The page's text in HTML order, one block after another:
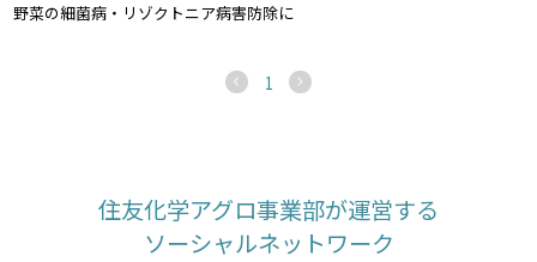
野菜の細菌病・リゾクトニア病害防除に
1
住友化学アグロ事業部が運営する
ソーシャルネットワーク